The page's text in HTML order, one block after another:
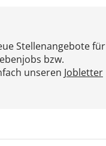
Stellenangebote für
bzw.
unseren Jobletter